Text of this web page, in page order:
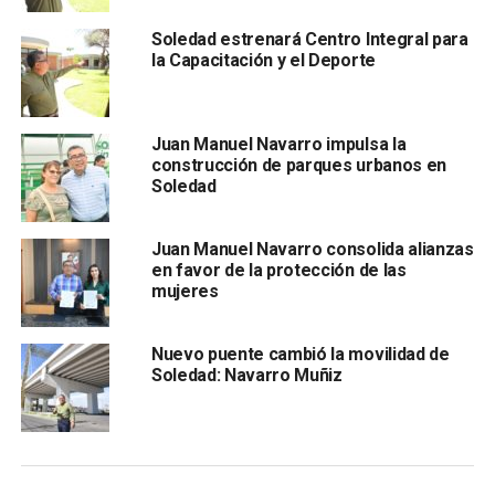
estabilidad familiar, la seguridad y el crecimi ento
ordenado de la comunidad. Asimismo, reconoció la
participación de las empresas que continúan confiando en
el municipio para encontrar talento y reiteró que la
inclusión es un eje prioritario de su administración.
Por su parte, el titular de la Secretaría del Trabajo y
Previsión Social, Crisógono Sánchez Lara, reconoció la
visión del Gobierno Municipal para acercar oportunidades
laborales a la población. “Quiero agradecer mucho al señor
Soledad estrenará Centro Integral para
la Capacitación y el Deporte
Juan Manuel Navarro impulsa la
construcción de parques urbanos en
Soledad
Juan Manuel Navarro consolida alianzas
en favor de la protección de las
mujeres
Nuevo puente cambió la movilidad de
Soledad: Navarro Muñiz